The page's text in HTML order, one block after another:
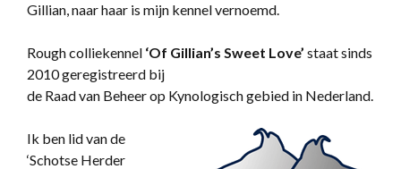
Gillian, naar haar is mijn kennel vernoemd.
Rough colliekennel ‘Of Gillian’s Sweet Love’ staat sinds
2010 geregistreerd bij
de Raad van Beheer op Kynologisch gebied in Nederland.
Ik ben lid van de
‘Schotse Herder